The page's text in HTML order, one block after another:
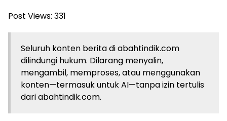
Post Views: 331
Seluruh konten berita di abahtindik.com
dilindungi hukum. Dilarang menyalin,
mengambil, memproses, atau menggunakan
konten—termasuk untuk AI—tanpa izin tertulis
dari abahtindik.com.